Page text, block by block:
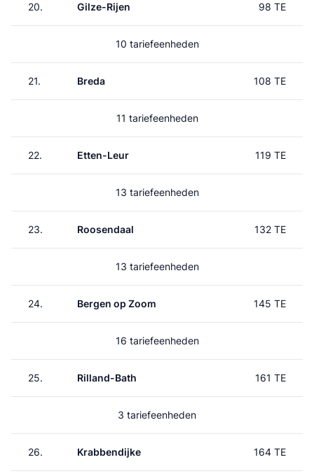
20. Gilze-Rijen 98 TE
10 tariefeenheden
21. Breda 108 TE
11 tariefeenheden
22. Etten-Leur 119 TE
13 tariefeenheden
23. Roosendaal 132 TE
13 tariefeenheden
24. Bergen op Zoom 145 TE
16 tariefeenheden
25. Rilland-Bath 161 TE
3 tariefeenheden
26. Krabbendijke 164 TE